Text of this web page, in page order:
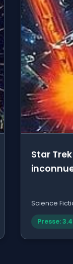
Star
Science
Presse: 3.4